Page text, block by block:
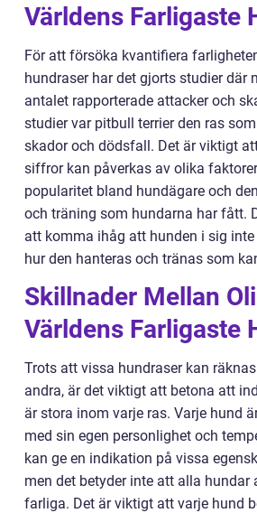
Världens Farligaste
För att försöka kvantifiera
hundraser har det gjorts studier där
antalet rapporterade attacker och
studier var pitbull terrier den ras
skador och dödsfall. Det är viktigt
siffror kan påverkas av olika
popularitet bland hundägare och
och träning som hundarna har fått.
att komma ihåg att hunden i sig
hur den hanteras och tränas som
Skillnader Mellan
Världens Farligaste
Trots att vissa hundraser kan
andra, är det viktigt att betona att
är stora inom varje ras. Varje hund
med sin egen personlighet och
kan ge en indikation på vissa
men det betyder inte att alla hundar
farliga. Det är viktigt att varje hund